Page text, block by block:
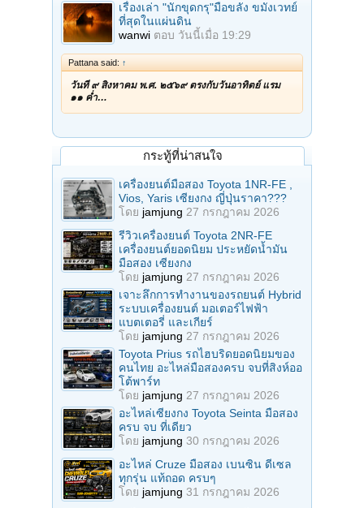
เรื่องเล่า "นักขุดกรุ"มือขลัง ขมังเวทย์
ที่สุดในแผ่นดิน
wanwi ตอบ วันนี้เมื่อ 19:29
Pattana said: ↑
วันที่ ๙ สิงหาคม พ.ศ. ๒๕๖๙ ตรงกับวันอาทิตย์ แรม
๑๑ ค่ำ…
กระทู้ที่น่าสนใจ
เครื่องยนต์มือสอง Toyota 1NR-FE ,
Vios, Yaris เซียงกง ญี่ปุ่นราคา???
โดย jamjung 27 กรกฎาคม 2026
รีวิวเครื่องยนต์ Toyota 2NR-FE
เครื่องยนต์ยอดนิยม ประหยัดน้ำมัน
มือสอง เซียงกง
โดย jamjung 27 กรกฎาคม 2026
เจาะลึกการทำงานของรถยนต์ Hybrid
ระบบเครื่องยนต์ มอเตอร์ไฟฟ้า
แบตเตอรี่ และเกียร์
โดย jamjung 27 กรกฎาคม 2026
Toyota Prius รถไฮบริดยอดนิยมของ
คนไทย อะไหล่มือสองครบ จบที่สิงห์ออ
โต้พาร์ท
โดย jamjung 27 กรกฎาคม 2026
อะไหล่เซียงกง Toyota Seinta มือสอง
ครบ จบ ที่เดียว
โดย jamjung 30 กรกฎาคม 2026
อะไหล่ Cruze มือสอง เบนซิน ดีเซล
ทุกรุ่น แท้ถอด ครบๆ
โดย jamjung 31 กรกฎาคม 2026